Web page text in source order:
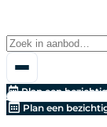
Plan een
Plan een